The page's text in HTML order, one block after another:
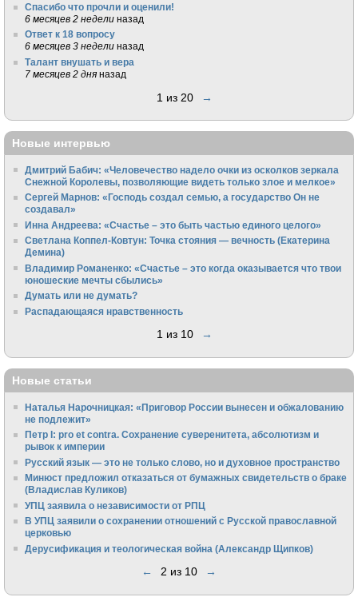
Спасибо что прочли и оценили!
6 месяцев 2 недели назад
Ответ к 18 вопросу
6 месяцев 3 недели назад
Талант внушать и вера
7 месяцев 2 дня назад
1 из 20 →
Новые интервью
Дмитрий Бабич: «Человечество надело очки из осколков зеркала
Снежной Королевы, позволяющие видеть только злое и мелкое»
Сергей Марнов: «Господь создал семью, а государство Он не
создавал»
Инна Андреева: «Счастье – это быть частью единого целого»
Светлана Коппел-Ковтун: Точка стояния — вечность (Екатерина
Демина)
Владимир Романенко: «Счастье – это когда оказывается что твои
юношеские мечты сбылись»
Думать или не думать?
Распадающаяся нравственность
1 из 10 →
Новые статьи
Наталья Нарочницкая: «Приговор России вынесен и обжалованию
не подлежит»
Петр I: pro et contra. Сохранение суверенитета, абсолютизм и
рывок к империи
Русский язык — это не только слово, но и духовное пространство
Минюст предложил отказаться от бумажных свидетельств о браке
(Владислав Куликов)
УПЦ заявила о независимости от РПЦ
В УПЦ заявили о сохранении отношений с Русской православной
церковью
Дерусификация и теологическая война (Александр Щипков)
← 2 из 10 →